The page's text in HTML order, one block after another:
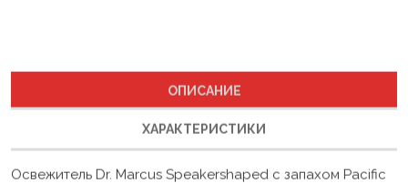
Освежитель Dr. Marcus Speakershaped с запахом Pacific